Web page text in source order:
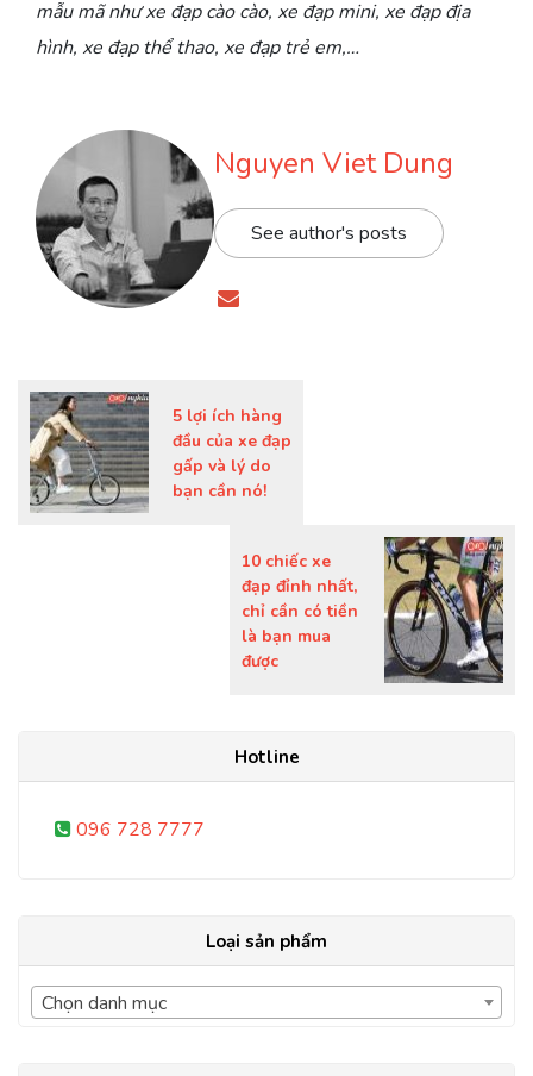
mẫu mã như xe đạp cào cào, xe đạp mini, xe đạp địa
hình, xe đạp thể thao, xe đạp trẻ em,…
Nguyen Viet Dung
See author's posts
5 lợi ích hàng
đầu của xe đạp
gấp và lý do
bạn cần nó!
10 chiếc xe
đạp đỉnh nhất,
chỉ cần có tiền
là bạn mua
được
Hotline
096 728 7777
Loại sản phẩm
Chọn danh mục